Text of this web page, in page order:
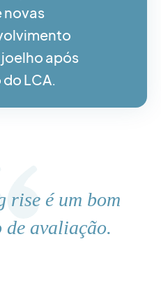
novas
após
LCA.
rise é um bom
de avaliação.